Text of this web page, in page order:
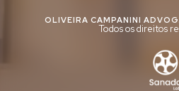
OLIVEIRA CAMPANINI
Todos os direitos